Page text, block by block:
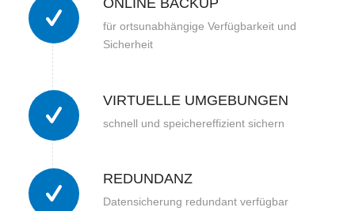
für ortsunabhängige Verfügbarkeit und
Sicherheit
VIRTUELLE UMGEBUNGEN
schnell und speichereffizient sichern
REDUNDANZ
Datensicherung redundant verfügbar